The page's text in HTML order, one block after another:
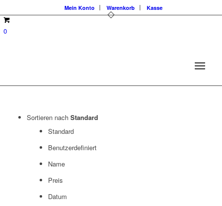
Mein Konto Warenkorb Kasse
0
Sortieren nach Standard
Standard
Benutzerdefiniert
Name
Preis
Datum